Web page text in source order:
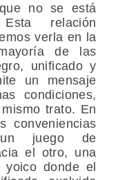
no se está
relación
verla en la
de las
unificado y
un mensaje
condiciones,
trato. En
conveniencias
juego de
el otro, una
yoico donde el